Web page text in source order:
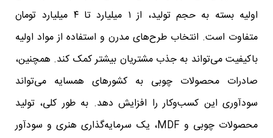
اولیه بسته به حجم تولید، از ۱ میلیارد تا ۴ میلیارد تومان
متفاوت است. انتخاب طرح‌های مدرن و استفاده از مواد اولیه
باکیفیت می‌تواند به جذب مشتریان بیشتر کمک کند. همچنین،
صادرات محصولات چوبی به کشورهای همسایه می‌تواند
سودآوری این کسب‌وکار را افزایش دهد. به طور کلی، تولید
محصولات چوبی و MDF، یک سرمایه‌گذاری هنری و سودآور